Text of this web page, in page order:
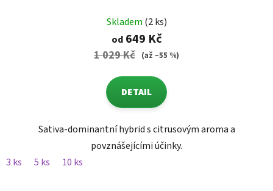
Skladem (2 ks)
od649 Kč
1 029 Kč (až –55 %)
DETAIL
Sativa-dominantní hybrid s citrusovým aroma a
povznášejícími účinky.
3 ks
5 ks 10 ks